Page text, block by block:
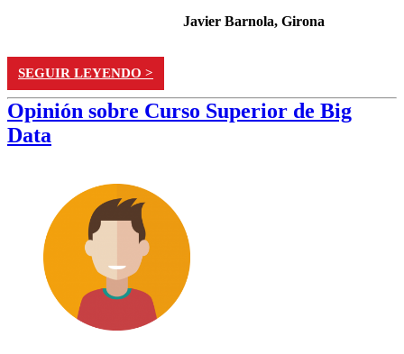
Javier Barnola, Girona
SEGUIR LEYENDO >
Opinión sobre Curso Superior de Big
Data